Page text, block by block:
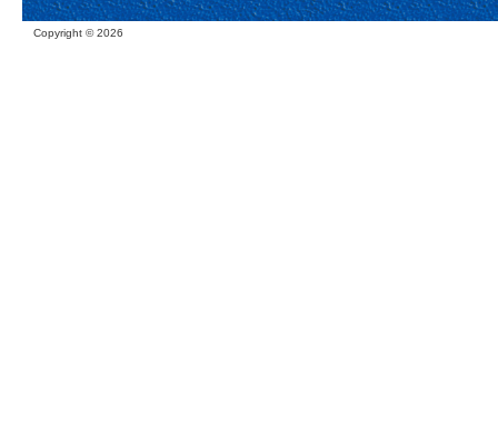
Copyright ©2026